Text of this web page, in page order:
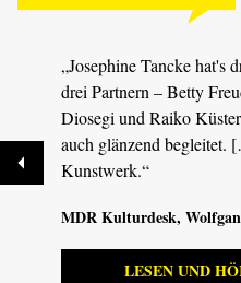
„Josephine Tancke hat's
drei Partnern – Betty
Diosegi und Raiko
auch glänzend
Kunstwerk.“
MDR Kulturdesk,
LESEN UND